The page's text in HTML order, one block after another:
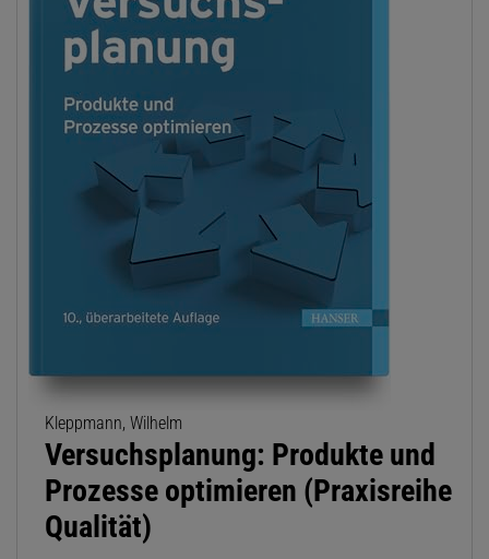
Kleppmann, Wilhelm
Versuchsplanung: Produkte und
Prozesse optimieren (Praxisreihe
Qualität)